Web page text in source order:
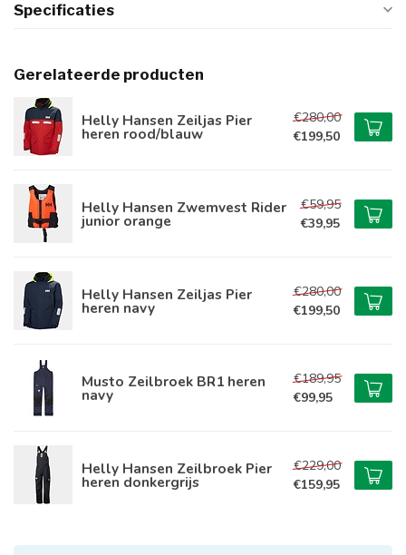
Specificaties
Gerelateerde producten
Helly Hansen Zeiljas Pier
heren rood/blauw
€280,00
€199,50
Helly Hansen Zwemvest Rider
junior orange
€59,95
€39,95
Helly Hansen Zeiljas Pier
heren navy
€280,00
€199,50
Musto Zeilbroek BR1 heren
navy
€189,95
€99,95
Helly Hansen Zeilbroek Pier
heren donkergrijs
€229,00
€159,95